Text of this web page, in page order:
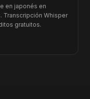
en japonés en
Transcripción Whisper
gratuitos.